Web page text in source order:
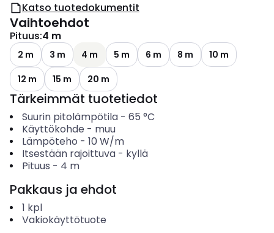
Katso tuotedokumentit
Vaihtoehdot
Pituus:4 m
2 m 3 m 4 m 5 m 6 m 8 m
10 m
12 m
15 m 20 m
Tärkeimmät tuotetiedot
Suurin pitolämpötila- 65 °C
Käyttökohde - muu
Lämpöteho - 10 W/m
Itsestään rajoittuva- kyllä
Pituus - 4 m
Pakkaus ja ehdot
1 kpl
Vakiokäyttötuote